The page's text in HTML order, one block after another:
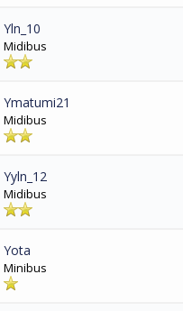
Yln_10
Midibus
Ymatumi21
Midibus
Yyln_12
Midibus
Yota
Minibus